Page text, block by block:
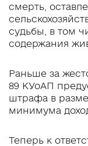
смерть,
судьбы, в том
содержания
Раньше за
89 КУоАП
штрафа в
минимума
Теперь к